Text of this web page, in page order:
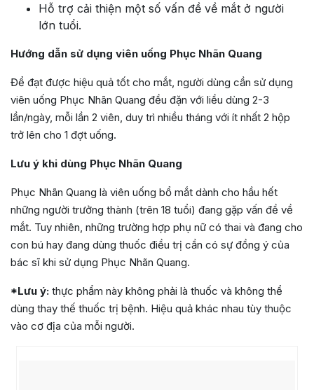
Hỗ trợ cải thiện một số vấn đề về mắt ở người
lớn tuổi.
Hướng dẫn sử dụng viên uống Phục Nhãn Quang
Để đạt được hiệu quả tốt cho mắt, người dùng cần sử dụng
viên uống Phục Nhãn Quang đều đặn với liều dùng 2-3
lần/ngày, mỗi lần 2 viên, duy trì nhiều tháng với ít nhất 2 hộp
trở lên cho 1 đợt uống.
Lưu ý khi dùng Phục Nhãn Quang
Phục Nhãn Quang là viên uống bổ mắt dành cho hầu hết
những người trưởng thành (trên 18 tuổi) đang gặp vấn đề về
mắt. Tuy nhiên, những trường hợp phụ nữ có thai và đang cho
con bú hay đang dùng thuốc điều trị cần có sự đồng ý của
bác sĩ khi sử dụng Phục Nhãn Quang.
*Lưu ý: thực phẩm này không phải là thuốc và không thể
dùng thay thế thuốc trị bệnh. Hiệu quả khác nhau tùy thuộc
vào cơ địa của mỗi người.